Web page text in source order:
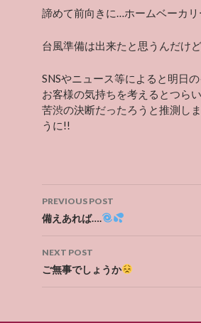
諦めて前向きに…ホームベーカ
台風準備は出来たと思うんだけ
SNSやニュース等によると明日
お客様の気持ちを考えるとつら
苦渋の決断だったろうと推測し
うに!!
Post
navigation
PREVIOUS POST
備えあれば….
NEXT POST
ご無事でしょうか